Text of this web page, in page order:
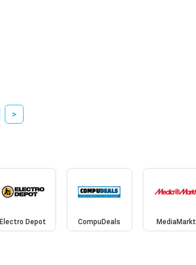
>
Electro Depot CompuDeals MediaMarkt